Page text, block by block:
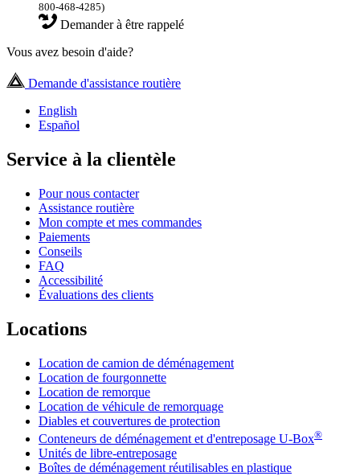
800-468-4285)
Demander à être rappelé
Vous avez besoin d'aide?
Demande d'assistance routière
English
Español
Service à la clientèle
Pour nous contacter
Assistance routière
Mon compte et mes commandes
Paiements
Conseils
FAQ
Accessibilité
Évaluations des clients
Locations
Location de camion de déménagement
Location de fourgonnette
Location de remorque
Location de véhicule de remorquage
Diables et couvertures de protection
Conteneurs de déménagement et d'entreposage U-Box®
Unités de libre-entreposage
Boîtes de déménagement réutilisables en plastique